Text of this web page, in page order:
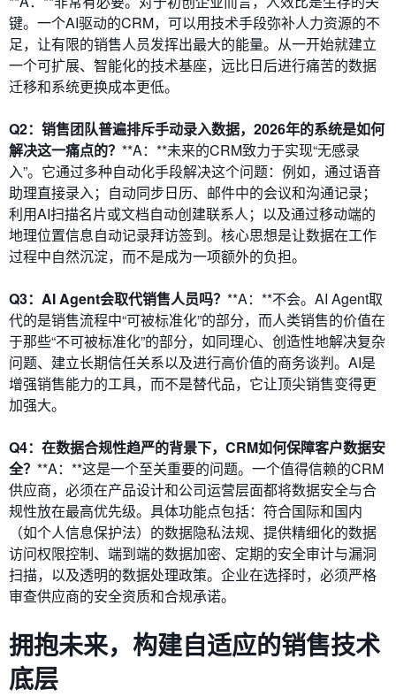
键。一个AI驱动的CRM，可以用技术手段弥补人力资源的不
足，让有限的销售人员发挥出最大的能量。从一开始就建立
一个可扩展、智能化的技术基座，远比日后进行痛苦的数据
迁移和系统更换成本更低。
Q2：销售团队普遍排斥手动录入数据，2026年的系统是如何
解决这一痛点的？ **A：**未来的CRM致力于实现“无感录
入”。它通过多种自动化手段解决这个问题：例如，通过语音
助理直接录入；自动同步日历、邮件中的会议和沟通记录；
利用AI扫描名片或文档自动创建联系人；以及通过移动端的
地理位置信息自动记录拜访签到。核心思想是让数据在工作
过程中自然沉淀，而不是成为一项额外的负担。
Q3：AI Agent会取代销售人员吗？ **A：**不会。AI Agent取
代的是销售流程中“可被标准化”的部分，而人类销售的价值在
于那些“不可被标准化”的部分，如同理心、创造性地解决复杂
问题、建立长期信任关系以及进行高价值的商务谈判。AI是
增强销售能力的工具，而不是替代品，它让顶尖销售变得更
加强大。
Q4：在数据合规性趋严的背景下，CRM如何保障客户数据安
全？ **A：**这是一个至关重要的问题。一个值得信赖的CRM
供应商，必须在产品设计和公司运营层面都将数据安全与合
规性放在最高优先级。具体功能点包括：符合国际和国内
（如个人信息保护法）的数据隐私法规、提供精细化的数据
访问权限控制、端到端的数据加密、定期的安全审计与漏洞
扫描，以及透明的数据处理政策。企业在选择时，必须严格
审查供应商的安全资质和合规承诺。
拥抱未来，构建自适应的销售技术
底层